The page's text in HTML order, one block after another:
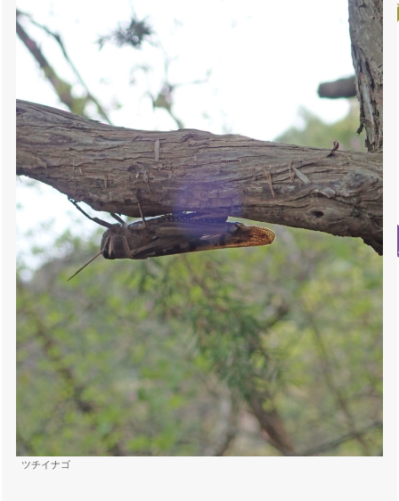
ツチイナゴ